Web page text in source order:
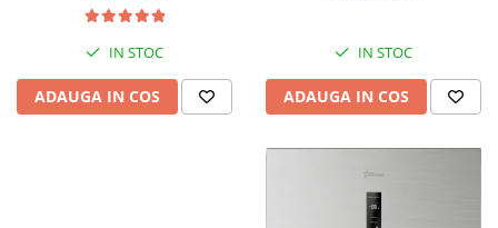
IN STOC
ADAUGA IN COS
IN STOC
ADAUGA IN COS